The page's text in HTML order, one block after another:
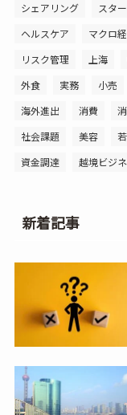
シェアリング
スタ
ヘルスケア
マクロ
リスク管理
上海
外食
実務 小売
海外進出
消費
社会課題
美容
資金調達
越境ビジ
新着記事